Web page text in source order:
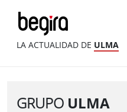
LA ACTUALIDAD DE ULMA
GRUPO ULMA